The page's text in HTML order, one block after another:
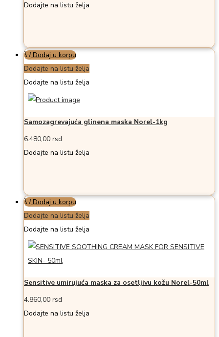
Dodajte na listu želja
Dodaj u korpu
Dodajte na listu želja
Dodajte na listu želja
Samozagrevajuća glinena maska Norel-1kg
6.480,00 rsd
Dodajte na listu želja
Dodaj u korpu
Dodajte na listu želja
Dodajte na listu želja
Sensitive umirujuća maska za osetljivu kožu Norel-50ml
4.860,00 rsd
Dodajte na listu želja